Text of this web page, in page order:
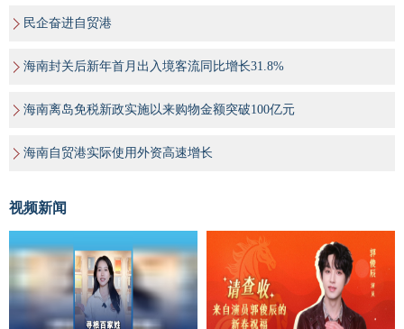
民企奋进自贸港
海南封关后新年首月出入境客流同比增长31.8%
海南离岛免税新政实施以来购物金额突破100亿元
海南自贸港实际使用外资高速增长
视频新闻